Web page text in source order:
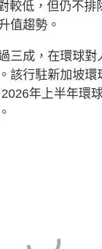
較低，但仍不
值趨勢。
三成，在環球
該行駐新加坡
年上半年環